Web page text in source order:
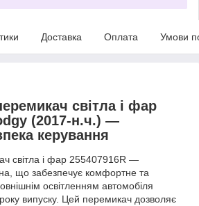
Доставка Оплата Умови
світла і фар
(2017-н.ч.) —
керування
світла і фар 255407916R —
що забезпечує комфортне та
освітленням автомобіля
випуску. Цей перемикач дозволяє